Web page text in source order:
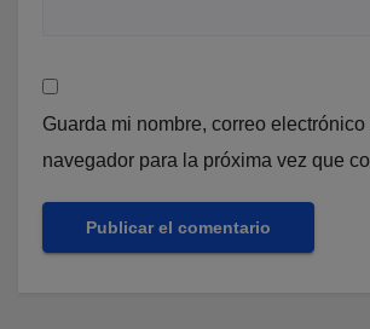
Guarda mi nombre, correo
navegador para la próxima vez que